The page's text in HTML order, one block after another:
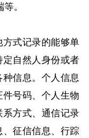
。
式记录的能够单
自然人身份或者
信息。个人信息
号码、个人生物
方式、通信记录
征信信息、行踪